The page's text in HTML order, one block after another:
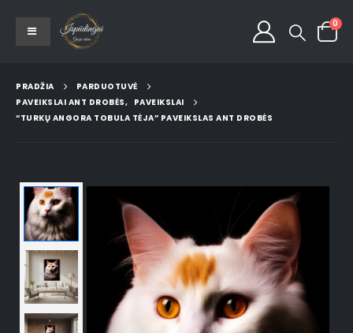
0
PRADŽIA
PARDUOTUVĖ
PAVEIKSLAI ANT DROBĖS, PAVEIKSLAI
“TURKŲ ANGORA TOBULA TĖJA” PAVEIKSLAS ANT DROBĖS